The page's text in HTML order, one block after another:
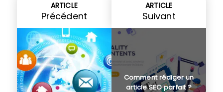
ARTICLE
Précédent
ARTICLE
Suivant
Comment rédiger un
article SEO parfait ?